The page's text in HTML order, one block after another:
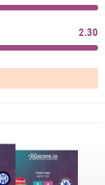
2.30